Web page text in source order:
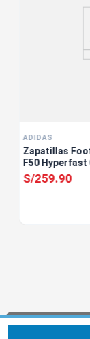
Usamos
continuar
ADIDAS
Zapatillas
F50
S/259.90